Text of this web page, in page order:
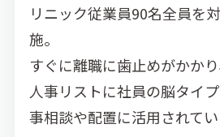
リニック従業員90名全員を
施。
すぐに離職に歯止めがかか
人事リストに社員の脳タイ
事相談や配置に活用されてい